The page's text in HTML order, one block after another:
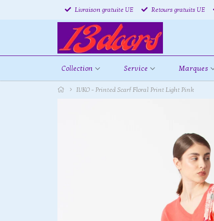
Livraison gratuite UE Retours gratuits UE
Collection Service Marques
IVKO - Printed Scarf Floral Print Light Pink